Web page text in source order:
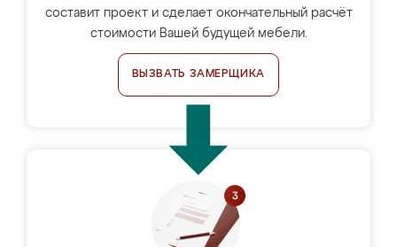
составит проект и сделает окончательный расчёт
стоимости Вашей будущей мебели.
ВЫЗВАТЬ ЗАМЕРЩИКА